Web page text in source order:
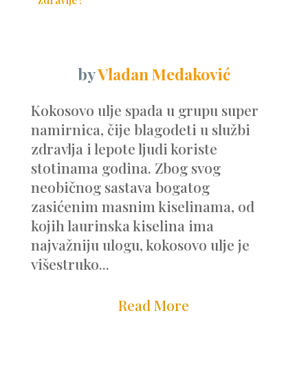
byVladan Medaković
Kokosovo ulje spada u grupu super
namirnica, čije blagodeti u službi
zdravlja i lepote ljudi koriste
stotinama godina. Zbog svog
neobičnog sastava bogatog
zasićenim masnim kiselinama, od
kojih laurinska kiselina ima
najvažniju ulogu, kokosovo ulje je
višestruko...
Read More